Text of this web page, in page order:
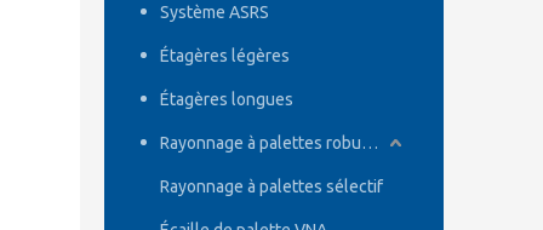
Système ASRS
Étagères légères
Étagères longues
Rayonnage à palettes robuste
Rayonnage à palettes sélectif